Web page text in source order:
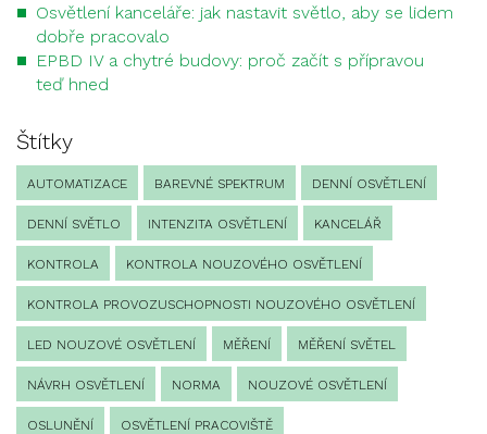
Osvětlení kanceláře: jak nastavit světlo, aby se lidem
dobře pracovalo
EPBD IV a chytré budovy: proč začít s přípravou
teď hned
Štítky
AUTOMATIZACE BAREVNÉ SPEKTRUM DENNÍ OSVĚTLENÍ
DENNÍ SVĚTLO INTENZITA OSVĚTLENÍ KANCELÁŘ
KONTROLA KONTROLA NOUZOVÉHO OSVĚTLENÍ
KONTROLA PROVOZUSCHOPNOSTI NOUZOVÉHO OSVĚTLENÍ
LED NOUZOVÉ OSVĚTLENÍ MĚŘENÍ MĚŘENÍ SVĚTEL
NÁVRH OSVĚTLENÍ NORMA NOUZOVÉ OSVĚTLENÍ
OSLUNĚNÍ OSVĚTLENÍ PRACOVIŠTĚ